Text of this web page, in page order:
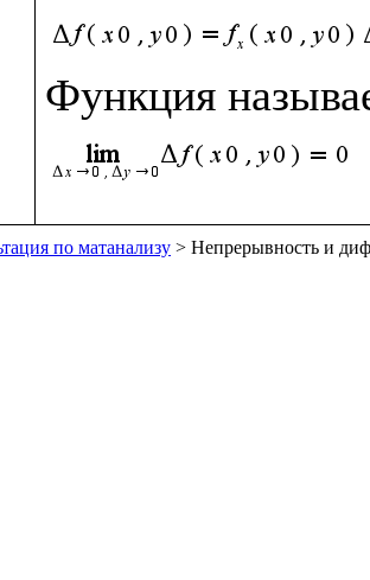
Функция
по матанализу > Непрерывность и